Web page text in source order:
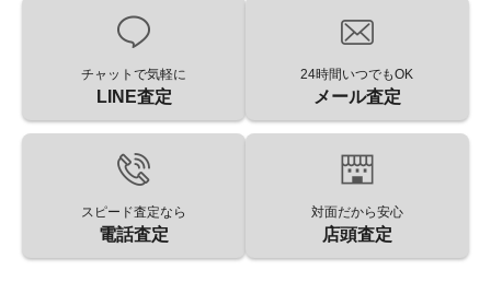
チャットで気軽に
LINE査定
24時間いつでもOK
メール査定
スピード査定なら
電話査定
対面だから安心
店頭査定